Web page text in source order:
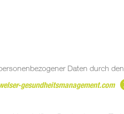
Daten durch den
gesundheitsmanagement.com